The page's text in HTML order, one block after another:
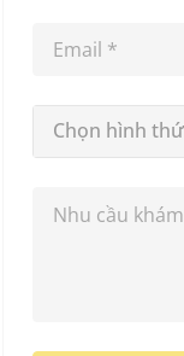
Chọn hình